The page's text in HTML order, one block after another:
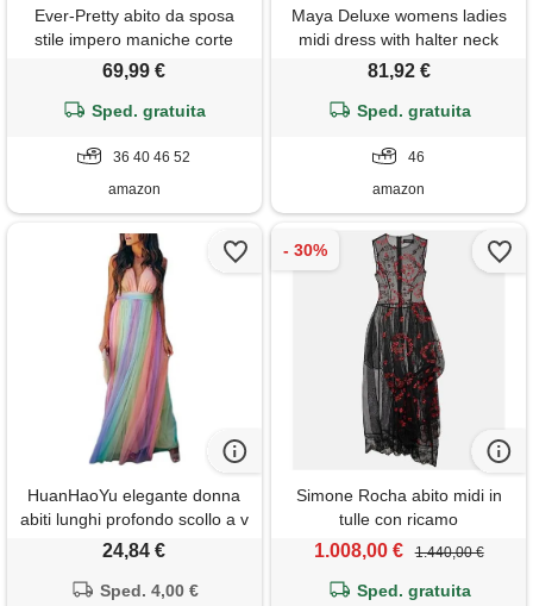
Ever-Pretty abito da sposa
stile impero maniche corte
linea ad a elegante scollo a
69,99 €
Sped. gratuita
36 40 46 52
amazon
Maya Deluxe womens ladies
midi dress with halter neck
tulle for evening graduation
ball gown, vestito per
moody lilac, 14
81,92 €
Sped. gratuita
46
amazon
HuanHaoYu elegante donna
abiti lunghi profondo scollo a v
abiti estivi colorati spaghetti
multicolore xxl
24,84 €
Sped. 4,00 €
Simone Rocha abito midi in
tulle con ricamo
1.008,00 € 1.440,00 €
Sped. gratuita